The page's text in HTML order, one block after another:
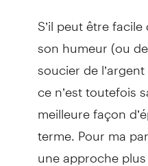
S’il peut être
son humeur (ou
soucier de
ce n’est toutefois
meilleure façon
terme. Pour ma
une approche